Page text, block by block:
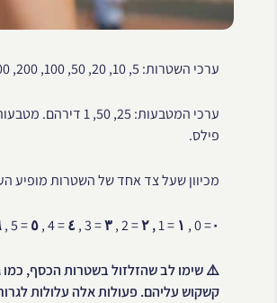
ערכי השטרות: 5, 10, 20, 50, 100, 200, 500, 1000.
פילס.
מכיוון שעל צד אחד של השטרות מופיע
٠= 0 , ١ = 1 , ٢ = 2 , ٣= 3 , ٤= 4 , ٥= 5 ,
⚠️ שימו לב שהזלזול בשטרות הכסף, כמו
קשקוש עליהם. פעולות אלה עלולות